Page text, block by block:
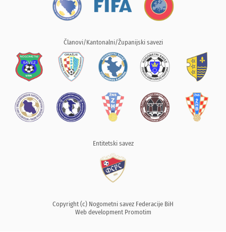
Članovi/Kantonalni/Županijski savezi
Entitetski savez
Copyright (c) Nogometni savez Federacije BiH
Web development Promotim